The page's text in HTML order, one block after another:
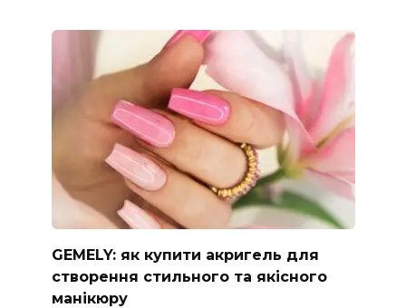
GEMELY: як купити акригель для
створення стильного та якісного
манікюру